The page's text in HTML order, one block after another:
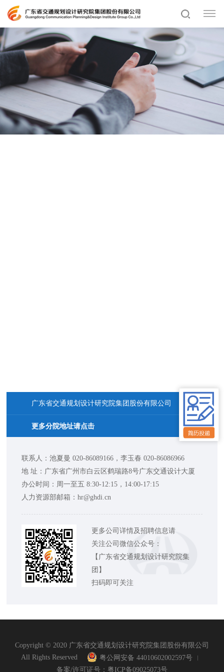
联系人：池夏曼 020-86089166，李玉春 020-86086966
地 址：广东省广州市白云区鹤瑞路8号广东交通设计大厦
办公时间：周一至五 8:30-12:15，14:00-17:15
人力资源部邮箱：hr@ghdi.cn
更多公司详情及招聘信息请
关注公司微信公众号：
【广东省交通规划设计研究院集
团】
扫码即可关注
广东省交通规划设计研究院集团股份有限公司
更多分院地址请点击
Copyright © 2020 广东省交通规划设计研究院集团股份有限公司
All Rights Reserved
粤公网安备 44010602002597号
备案/许可证号：粤ICP备09025073号